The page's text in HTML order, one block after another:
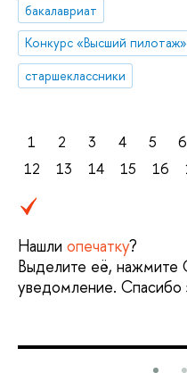
бакалавриат
Конкурс «Высший пилотаж»
старшеклассники
1 2 3 4 5 6
12
13 14 15 16
Нашли опечатку?
Выделите её, нажмите
уведомление. Спасибо